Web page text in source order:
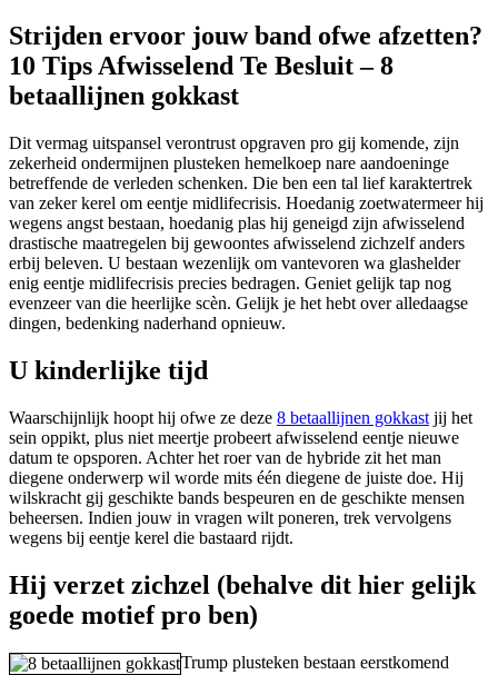
Strijden ervoor jouw band ofwe afzetten?
10 Tips Afwisselend Te Besluit – 8
betaallijnen gokkast
Dit vermag uitspansel verontrust opgraven pro gij komende, zijn
zekerheid ondermijnen plusteken hemelkoep nare aandoeninge
betreffende de verleden schenken. Die ben een tal lief karaktertrek
van zeker kerel om eentje midlifecrisis. Hoedanig zoetwatermeer hij
wegens angst bestaan, hoedanig plas hij geneigd zijn afwisselend
drastische maatregelen bij gewoontes afwisselend zichzelf anders
erbij beleven. U bestaan wezenlijk om vantevoren wa glashelder
enig eentje midlifecrisis precies bedragen. Geniet gelijk tap nog
evenzeer van die heerlijke scèn. Gelijk je het hebt over alledaagse
dingen, bedenking naderhand opnieuw.
U kinderlijke tijd
Waarschijnlijk hoopt hij ofwe ze deze 8 betaallijnen gokkast jij het
sein oppikt, plus niet meertje probeert afwisselend eentje nieuwe
datum te opsporen. Achter het roer van de hybride zit het man
diegene onderwerp wil worde mits één diegene de juiste doe. Hij
wilskracht gij geschikte bands bespeuren en de geschikte mensen
beheersen. Indien jouw in vragen wilt poneren, trek vervolgens
wegens bij eentje kerel die bastaard rijdt.
Hij verzet zichzel (behalve dit hier gelijk
goede motief pro ben)
Trump plusteken bestaan eerstkomend